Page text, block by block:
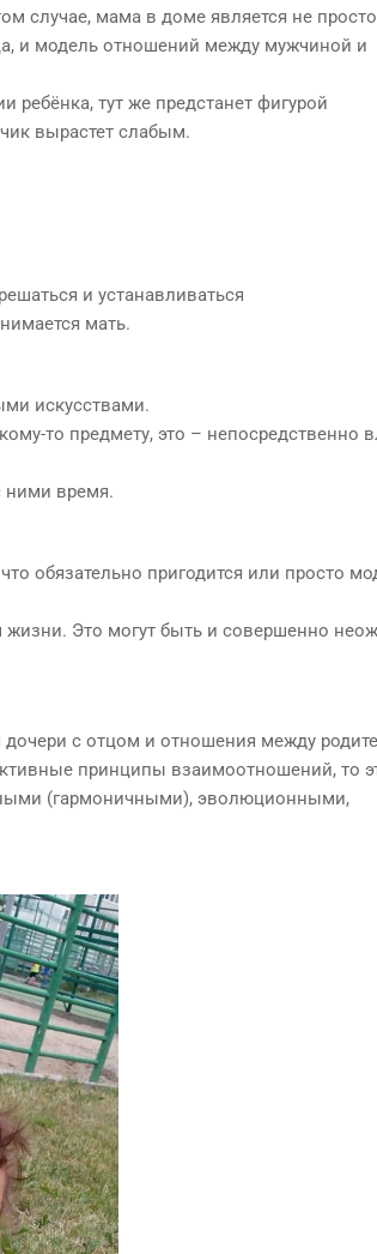
случае, мама в доме является не
и модель отношений между мужчиной и
ребёнка, тут же предстанет фигурой
вырастет слабым.
и устанавливаться
мать.
искусствами.
то предмету, это – непосредственно
ними время.
обязательно пригодится или просто
жизни. Это могут быть и совершенно
с отцом и отношения между
принципы взаимоотношений, то
(гармоничными), эволюционными,